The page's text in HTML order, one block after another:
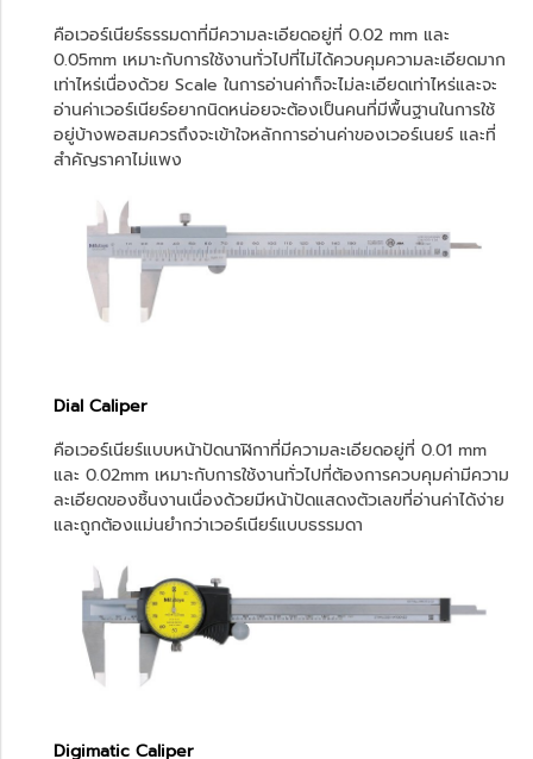
คือเวอร์เนียร์ธรรมดาที่มีความละเอียดอยู่ที่ 0.02 mm และ
0.05mm เหมาะกับการใช้งานทั่วไปที่ไม่ได้ควบคุมความละเอียดมาก
เท่าไหร่เนื่องด้วย Scale ในการอ่านค่าก็จะไม่ละเอียดเท่าไหร่และจะ
อ่านค่าเวอร์เนียร์อยากนิดหน่อยจะต้องเป็นคนที่มีพื้นฐานในการใช้
อยู่บ้างพอสมควรถึงจะเข้าใจหลักการอ่านค่าของเวอร์เนยร์ และที่
สำคัญราคาไม่แพง
Dial Caliper
คือเวอร์เนียร์แบบหน้าปัดนาฬิกาที่มีความละเอียดอยู่ที่ 0.01 mm
และ 0.02mm เหมาะกับการใช้งานทั่วไปที่ต้องการควบคุมค่ามีความ
ละเอียดของชิ้นงานเนื่องด้วยมีหน้าปัดแสดงตัวเลขที่อ่านค่าได้ง่าย
และถูกต้องแม่นยำกว่าเวอร์เนียร์แบบธรรมดา
Digimatic Caliper